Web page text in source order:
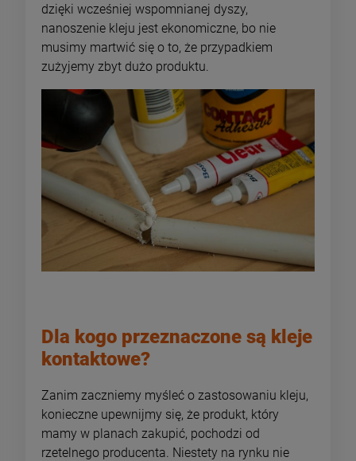
dzięki wcześniej wspomnianej dyszy,
nanoszenie kleju jest ekonomiczne, bo nie
musimy martwić się o to, że przypadkiem
zużyjemy zbyt dużo produktu.
Dla kogo przeznaczone są kleje
kontaktowe?
Zanim zaczniemy myśleć o zastosowaniu kleju,
konieczne upewnijmy się, że produkt, który
mamy w planach zakupić, pochodzi od
rzetelnego producenta. Niestety na rynku nie